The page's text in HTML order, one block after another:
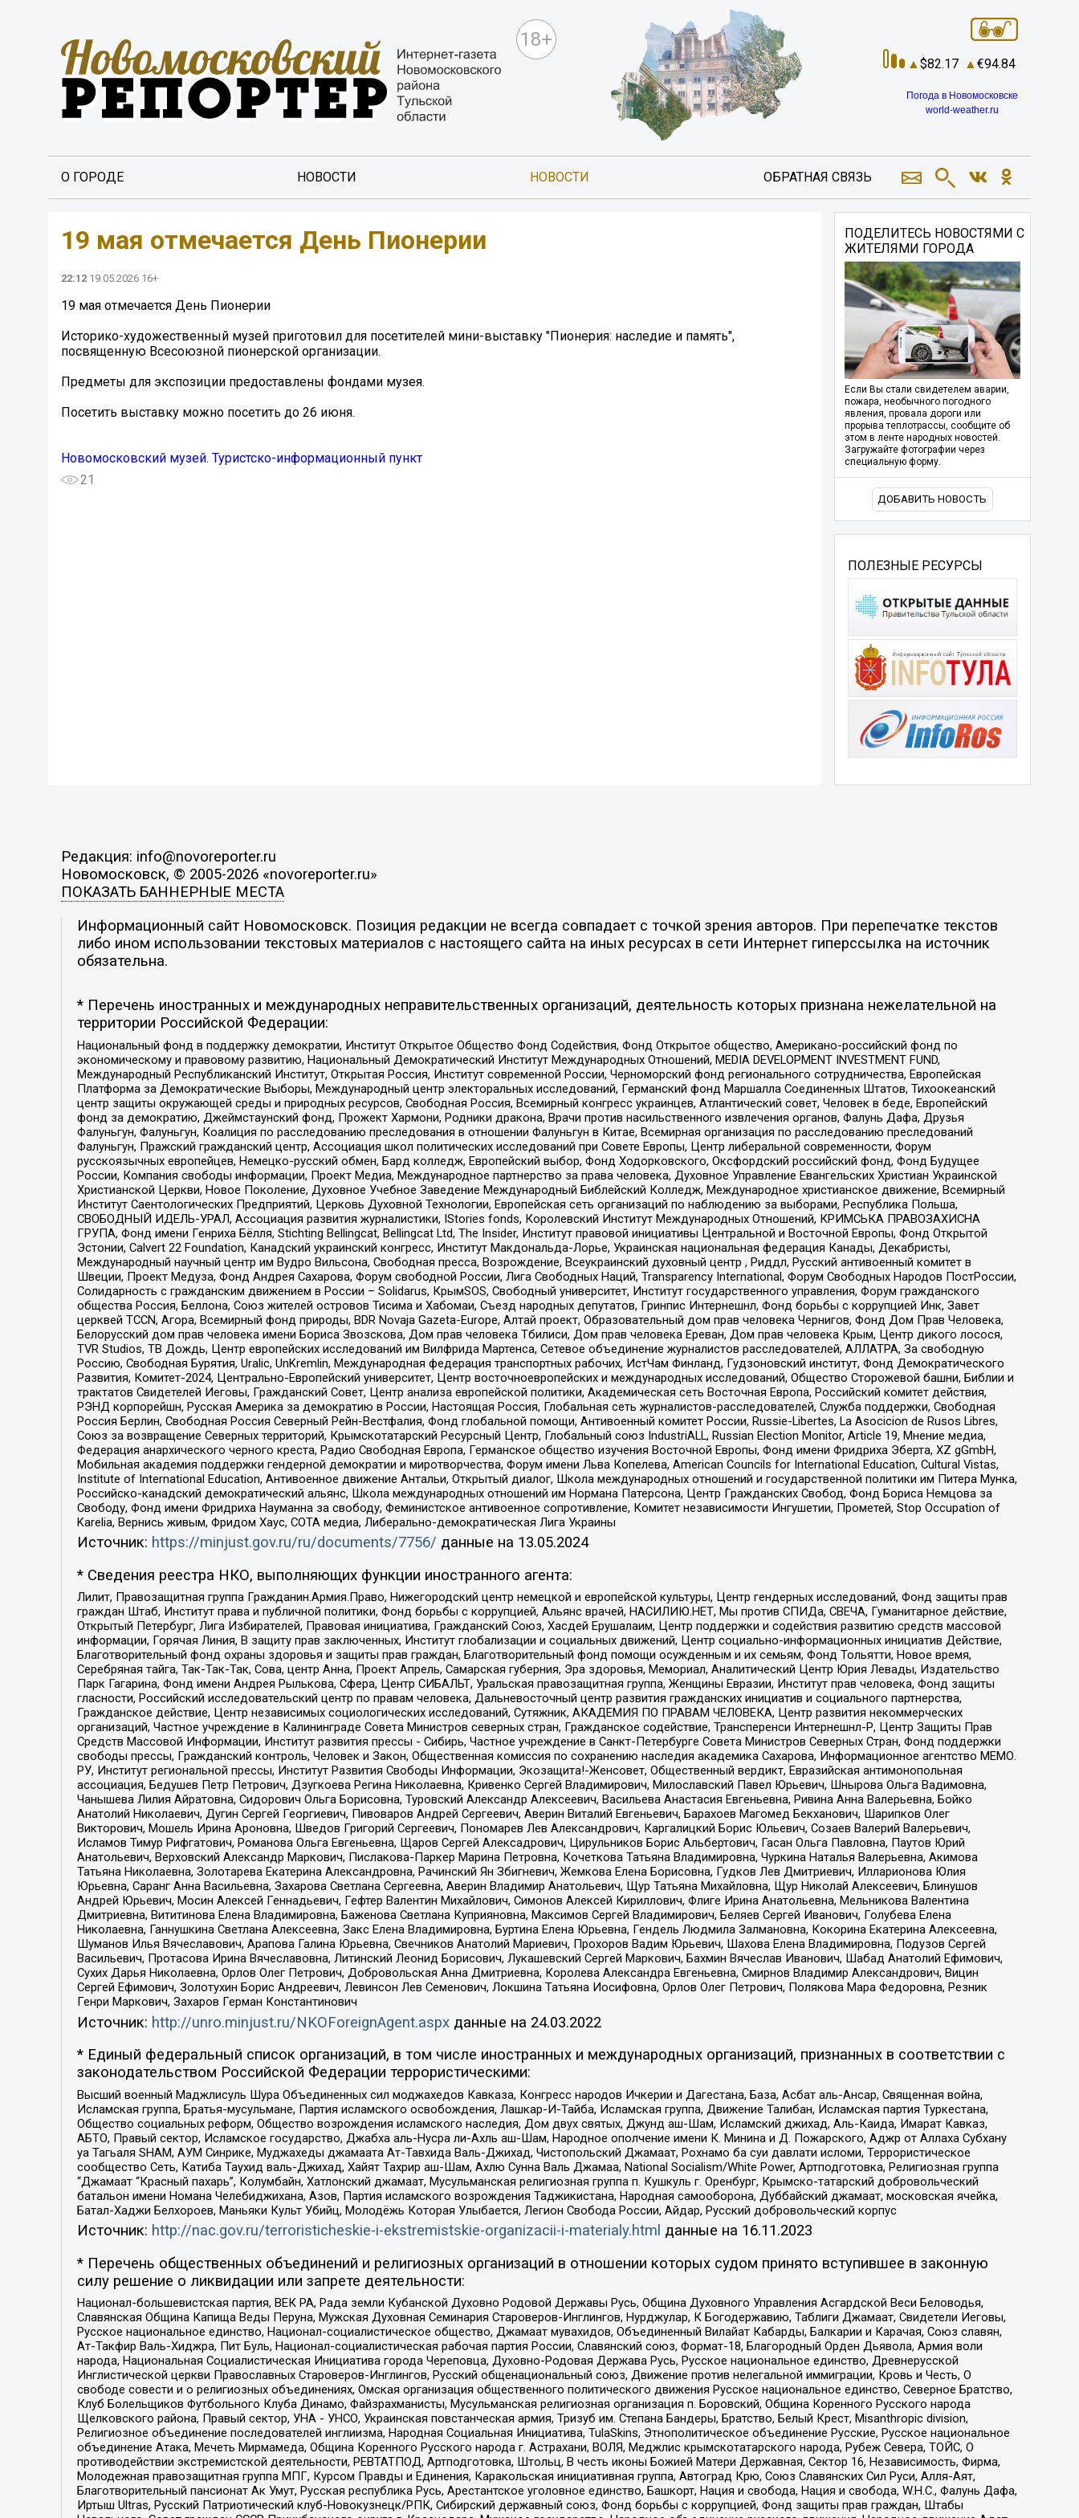
18+
82.17 94.84
Погода в Новомосковске
world-weather.ru
О ГОРОДЕ НОВОСТИ НОВОСТИ ОБРАТНАЯ СВЯЗЬ
19 мая отмечается День Пионерии
22:12 19.05.2026 16+
19 мая отмечается День Пионерии
Историко-художественный музей приготовил для посетителей мини-выставку "Пионерия: наследие и память",
посвященную Всесоюзной пионерской организации.
Предметы для экспозиции предоставлены фондами музея.
Посетить выставку можно посетить до 26 июня.
Новомосковский музей. Туристско-информационный пункт
21
ПОДЕЛИТЕСЬ НОВОСТЯМИ С
ЖИТЕЛЯМИ ГОРОДА
Если Вы стали свидетелем аварии,
пожара, необычного погодного
явления, провала дороги или
прорыва теплотрассы, сообщите об
этом в ленте народных новостей.
Загружайте фотографии через
специальную форму.
ДОБАВИТЬ НОВОСТЬ
ПОЛЕЗНЫЕ РЕСУРСЫ
Редакция: info@novoreporter.ru
Новомосковск, © 2005-2026 «novoreporter.ru»
ПОКАЗАТЬ БАННЕРНЫЕ МЕСТА
Информационный сайт Новомосковск. Позиция редакции не всегда совпадает с точкой зрения авторов. При перепечатке текстов
либо ином использовании текстовых материалов с настоящего сайта на иных ресурсах в сети Интернет гиперссылка на источник
обязательна.
* Перечень иностранных и международных неправительственных организаций, деятельность которых признана нежелательной на
территории Российской Федерации:
Национальный фонд в поддержку демократии, Институт Открытое Общество Фонд Содействия, Фонд Открытое общество, Американо-российский фонд по
экономическому и правовому развитию, Национальный Демократический Институт Международных Отношений, MEDIA DEVELOPMENT INVESTMENT FUND,
Международный Республиканский Институт, Открытая Россия, Институт современной России, Черноморский фонд регионального сотрудничества, Европейская
Платформа за Демократические Выборы, Международный центр электоральных исследований, Германский фонд Маршалла Соединенных Штатов, Тихоокеанский
центр защиты окружающей среды и природных ресурсов, Свободная Россия, Всемирный конгресс украинцев, Атлантический совет, Человек в беде, Европейский
фонд за демократию, Джеймстаунский фонд, Прожект Хармони, Родники дракона, Врачи против насильственного извлечения органов, Фалунь Дафа, Друзья
Фалуньгун, Фалуньгун, Коалиция по расследованию преследования в отношении Фалуньгун в Китае, Всемирная организация по расследованию преследований
Фалуньгун, Пражский гражданский центр, Ассоциация школ политических исследований при Совете Европы, Центр либеральной современности, Форум
русскоязычных европейцев, Немецко-русский обмен, Бард колледж, Европейский выбор, Фонд Ходорковского, Оксфордский российский фонд, Фонд Будущее
России, Компания свободы информации, Проект Медиа, Международное партнерство за права человека, Духовное Управление Евангельских Христиан Украинской
Христианской Церкви, Новое Поколение, Духовное Учебное Заведение Международный Библейский Колледж, Международное христианское движение, Всемирный
Институт Саентологических Предприятий, Церковь Духовной Технологии, Европейская сеть организаций по наблюдению за выборами, Республика Польша,
СВОБОДНЫЙ ИДЕЛЬ-УРАЛ, Ассоциация развития журналистики, IStories fonds, Королевский Институт Международных Отношений, КРИМСЬКА ПРАВОЗАХИСНА
ГРУПА, Фонд имени Генриха Бёлля, Stichting Bellingcat, Bellingcat Ltd, The Insider, Институт правовой инициативы Центральной и Восточной Европы, Фонд Открытой
Эстонии, Calvert 22 Foundation, Канадский украинский конгресс, Институт Макдональда-Лорье, Украинская национальная федерация Канады, Декабристы,
Международный научный центр им Вудро Вильсона, Свободная пресса, Возрождение, Всеукраинский духовный центр , Риддл, Русский антивоенный комитет в
Швеции, Проект Медуза, Фонд Андрея Сахарова, Форум свободной России, Лига Свободных Наций, Transparеncy International, Форум Свободных Народов ПостРоссии,
Солидарность с гражданским движением в России – Solidarus, КрымSOS, Свободный университет, Институт государственного управления, Форум гражданского
общества Россия, Беллона, Союз жителей островов Тисима и Хабомаи, Съезд народных депутатов, Гринпис Интернешнл, Фонд борьбы с коррупцией Инк, Завет
церквей TCCN, Агора, Всемирный фонд природы, BDR Novaja Gazeta-Europe, Алтай проект, Образовательный дом прав человека Чернигов, Фонд Дом Прав Человека,
Белорусский дом прав человека имени Бориса Звозскова, Дом прав человека Тбилиси, Дом прав человека Ереван, Дом прав человека Крым, Центр дикого лосося,
TVR Studios, ТВ Дождь, Центр европейских исследований им Вилфрида Мартенса, Сетевое объединение журналистов расследователей, АЛЛАТРА, За свободную
Россию, Свободная Бурятия, Uralic, UnKremlin, Международная федерация транспортных рабочих, ИстЧам Финланд, Гудзоновский институт, Фонд Демократического
Развития, Комитет-2024, Центрально-Европейский университет, Центр восточноевропейских и международных исследований, Общество Сторожевой башни, Библии и
трактатов Свидетелей Иеговы, Гражданский Совет, Центр анализа европейской политики, Академическая сеть Восточная Европа, Российский комитет действия,
РЭНД корпорейшн, Русская Америка за демократию в России, Настоящая Россия, Глобальная сеть журналистов-расследователей, Служба поддержки, Свободная
Россия Берлин, Свободная Россия Северный Рейн-Вестфалия, Фонд глобальной помощи, Антивоенный комитет России, Russie-Libertes, La Asocicion de Rusos Libres,
Союз за возвращение Северных территорий, Крымскотатарский Ресурсный Центр, Глобальный союз IndustriALL, Russian Election Monitor, Article 19, Мнение медиа,
Федерация анархического черного креста, Радио Свободная Европа, Германское общество изучения Восточной Европы, Фонд имени Фридриха Эберта, XZ gGmbH,
Мобильная академия поддержки гендерной демократии и миротворчества, Форум имени Льва Копелева, American Councils for International Education, Cultural Vistas,
Institute of International Education, Антивоенное движение Антальи, Открытый диалог, Школа международных отношений и государственной политики им Питера Мунка,
Российско-канадский демократический альянс, Школа международных отношений им Нормана Патерсона, Центр Гражданских Свобод, Фонд Бориса Немцова за
Свободу, Фонд имени Фридриха Науманна за свободу, Феминистское антивоенное сопротивление, Комитет независимости Ингушетии, Прометей, Stop Occupation of
Karelia, Вернись живым, Фридом Хаус, СОТА медиа, Либерально-демократическая Лига Украины
Источник: https://minjust.gov.ru/ru/documents/7756/ данные на 13.05.2024
* Сведения реестра НКО, выполняющих функции иностранного агента:
Лилит, Правозащитная группа Гражданин.Армия.Право, Нижегородский центр немецкой и европейской культуры, Центр гендерных исследований, Фонд защиты прав
граждан Штаб, Институт права и публичной политики, Фонд борьбы с коррупцией, Альянс врачей, НАСИЛИЮ.НЕТ, Мы против СПИДа, СВЕЧА, Гуманитарное действие,
Открытый Петербург, Лига Избирателей, Правовая инициатива, Гражданский Союз, Хасдей Ерушалаим, Центр поддержки и содействия развитию средств массовой
информации, Горячая Линия, В защиту прав заключенных, Институт глобализации и социальных движений, Центр социально-информационных инициатив Действие,
Благотворительный фонд охраны здоровья и защиты прав граждан, Благотворительный фонд помощи осужденным и их семьям, Фонд Тольятти, Новое время,
Серебряная тайга, Так-Так-Так, Сова, центр Анна, Проект Апрель, Самарская губерния, Эра здоровья, Мемориал, Аналитический Центр Юрия Левады, Издательство
Парк Гагарина, Фонд имени Андрея Рылькова, Сфера, Центр СИБАЛЬТ, Уральская правозащитная группа, Женщины Евразии, Институт прав человека, Фонд защиты
гласности, Российский исследовательский центр по правам человека, Дальневосточный центр развития гражданских инициатив и социального партнерства,
Гражданское действие, Центр независимых социологических исследований, Сутяжник, АКАДЕМИЯ ПО ПРАВАМ ЧЕЛОВЕКА, Центр развития некоммерческих
организаций, Частное учреждение в Калининграде Совета Министров северных стран, Гражданское содействие, Трансперенси Интернешнл-Р, Центр Защиты Прав
Средств Массовой Информации, Институт развития прессы - Сибирь, Частное учреждение в Санкт-Петербурге Совета Министров Северных Стран, Фонд поддержки
свободы прессы, Гражданский контроль, Человек и Закон, Общественная комиссия по сохранению наследия академика Сахарова, Информационное агентство МЕМО.
РУ, Институт региональной прессы, Институт Развития Свободы Информации, Экозащита!-Женсовет, Общественный вердикт, Евразийская антимонопольная
ассоциация, Бедушев Петр Петрович, Дзугкоева Регина Николаевна, Кривенко Сергей Владимирович, Милославский Павел Юрьевич, Шнырова Ольга Вадимовна,
Чанышева Лилия Айратовна, Сидорович Ольга Борисовна, Туровский Александр Алексеевич, Васильева Анастасия Евгеньевна, Ривина Анна Валерьевна, Бойко
Анатолий Николаевич, Дугин Сергей Георгиевич, Пивоваров Андрей Сергеевич, Аверин Виталий Евгеньевич, Барахоев Магомед Бекханович, Шарипков Олег
Викторович, Мошель Ирина Ароновна, Шведов Григорий Сергеевич, Пономарев Лев Александрович, Каргалицкий Борис Юльевич, Созаев Валерий Валерьевич,
Исламов Тимур Рифгатович, Романова Ольга Евгеньевна, Щаров Сергей Алексадрович, Цирульников Борис Альбертович, Гасан Ольга Павловна, Паутов Юрий
Анатольевич, Верховский Александр Маркович, Пислакова-Паркер Марина Петровна, Кочеткова Татьяна Владимировна, Чуркина Наталья Валерьевна, Акимова
Татьяна Николаевна, Золотарева Екатерина Александровна, Рачинский Ян Збигневич, Жемкова Елена Борисовна, Гудков Лев Дмитриевич, Илларионова Юлия
Юрьевна, Саранг Анна Васильевна, Захарова Светлана Сергеевна, Аверин Владимир Анатольевич, Щур Татьяна Михайловна, Щур Николай Алексеевич, Блинушов
Андрей Юрьевич, Мосин Алексей Геннадьевич, Гефтер Валентин Михайлович, Симонов Алексей Кириллович, Флиге Ирина Анатольевна, Мельникова Валентина
Дмитриевна, Вититинова Елена Владимировна, Баженова Светлана Куприяновна, Максимов Сергей Владимирович, Беляев Сергей Иванович, Голубева Елена
Николаевна, Ганнушкина Светлана Алексеевна, Закс Елена Владимировна, Буртина Елена Юрьевна, Гендель Людмила Залмановна, Кокорина Екатерина Алексеевна,
Шуманов Илья Вячеславович, Арапова Галина Юрьевна, Свечников Анатолий Мариевич, Прохоров Вадим Юрьевич, Шахова Елена Владимировна, Подузов Сергей
Васильевич, Протасова Ирина Вячеславовна, Литинский Леонид Борисович, Лукашевский Сергей Маркович, Бахмин Вячеслав Иванович, Шабад Анатолий Ефимович,
Сухих Дарья Николаевна, Орлов Олег Петрович, Добровольская Анна Дмитриевна, Королева Александра Евгеньевна, Смирнов Владимир Александрович, Вицин
Сергей Ефимович, Золотухин Борис Андреевич, Левинсон Лев Семенович, Локшина Татьяна Иосифовна, Орлов Олег Петрович, Полякова Мара Федоровна, Резник
Генри Маркович, Захаров Герман Константинович
Источник: http://unro.minjust.ru/NKOForeignAgent.aspxданные на 24.03.2022
* Единый федеральный список организаций, в том числе иностранных и международных организаций, признанных в соответствии с
законодательством Российской Федерации террористическими:
Высший военный Маджлисуль Шура Объединенных сил моджахедов Кавказа, Конгресс народов Ичкерии и Дагестана, База, Асбат аль-Ансар, Священная война,
Исламская группа, Братья-мусульмане, Партия исламского освобождения, Лашкар-И-Тайба, Исламская группа, Движение Талибан, Исламская партия Туркестана,
Общество социальных реформ, Общество возрождения исламского наследия, Дом двух святых, Джунд аш-Шам, Исламский джихад, Аль-Каида, Имарат Кавказ,
АБТО, Правый сектор, Исламское государство, Джабха аль-Нусра ли-Ахль аш-Шам, Народное ополчение имени К. Минина и Д. Пожарского, Аджр от Аллаха Субхану
уа Тагьаля SHAM, АУМ Синрике, Муджахеды джамаата Ат-Тавхида Валь-Джихад, Чистопольский Джамаат, Рохнамо ба суи давлати исломи, Террористическое
сообщество Сеть, Катиба Таухид валь-Джихад, Хайят Тахрир аш-Шам, Ахлю Сунна Валь Джамаа, National Socialism/White Power, Артподготовка, Религиозная группа
“Джамаат “Красный пахарь”, Колумбайн, Хатлонский джамаат, Мусульманская религиозная группа п. Кушкуль г. Оренбург, Крымско-татарский добровольческий
батальон имени Номана Челебиджихана, Азов, Партия исламского возрождения Таджикистана, Народная самооборона, Дуббайский джамаат, московская ячейка,
Батал-Хаджи Белхороев, Маньяки Культ Убийц, Молодёжь Которая Улыбается, Легион Свобода России, Айдар, Русский добровольческий корпус
Источник: http://nac.gov.ru/terroristicheskie-i-ekstremistskie-organizacii-i-materialy.html данные на 16.11.2023
* Перечень общественных объединений и религиозных организаций в отношении которых судом принято вступившее в законную
силу решение о ликвидации или запрете деятельности:
Национал-большевистская партия, ВЕК РА, Рада земли Кубанской Духовно Родовой Державы Русь, Община Духовного Управления Асгардской Веси Беловодья,
Славянская Община Капища Веды Перуна, Мужская Духовная Семинария Староверов-Инглингов, Нурджулар, К Богодержавию, Таблиги Джамаат, Свидетели Иеговы,
Русское национальное единство, Национал-социалистическое общество, Джамаат мувахидов, Объединенный Вилайат Кабарды, Балкарии и Карачая, Союз славян,
Ат-Такфир Валь-Хиджра, Пит Буль, Национал-социалистическая рабочая партия России, Славянский союз, Формат-18, Благородный Орден Дьявола, Армия воли
народа, Национальная Социалистическая Инициатива города Череповца, Духовно-Родовая Держава Русь, Русское национальное единство, Древнерусской
Инглистической церкви Православных Староверов-Инглингов, Русский общенациональный союз, Движение против нелегальной иммиграции, Кровь и Честь, О
свободе совести и о религиозных объединениях, Омская организация общественного политического движения Русское национальное единство, Северное Братство,
Клуб Болельщиков Футбольного Клуба Динамо, Файзрахманисты, Мусульманская религиозная организация п. Боровский, Община Коренного Русского народа
Щелковского района, Правый сектор, УНА - УНСО, Украинская повстанческая армия, Тризуб им. Степана Бандеры, Братство, Белый Крест, Misanthropic division,
Религиозное объединение последователей инглиизма, Народная Социальная Инициатива, TulaSkins, Этнополитическое объединение Русские, Русское национальное
объединение Атака, Мечеть Мирмамеда, Община Коренного Русского народа г. Астрахани, ВОЛЯ, Меджлис крымскотатарского народа, Рубеж Севера, ТОЙС, О
противодействии экстремистской деятельности, РЕВТАТПОД, Артподготовка, Штольц, В честь иконы Божией Матери Державная, Сектор 16, Независимость, Фирма,
Молодежная правозащитная группа МПГ, Курсом Правды и Единения, Каракольская инициативная группа, Автоград Крю, Союз Славянских Сил Руси, Алля-Аят,
Благотворительный пансионат Ак Умут, Русская республика Русь, Арестантское уголовное единство, Башкорт, Нация и свобода, Нация и свобода, W.H.С., Фалунь Дафа,
Иртыш Ultras, Русский Патриотический клуб-Новокузнецк/РПК, Сибирский державный союз, Фонд борьбы с коррупцией, Фонд защиты прав граждан, Штабы